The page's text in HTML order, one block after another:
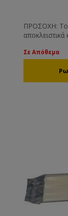
ΠΡΟΣΟΧΗ: Το
αρμόδιες
Σε Απόθεμα